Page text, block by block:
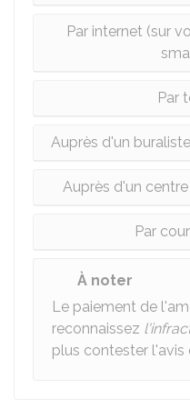
Par internet (sur
Par
Auprès d'un
Auprès d'un
Par
À noter
Le paiement de
reconnaissez
plus contester l'avis